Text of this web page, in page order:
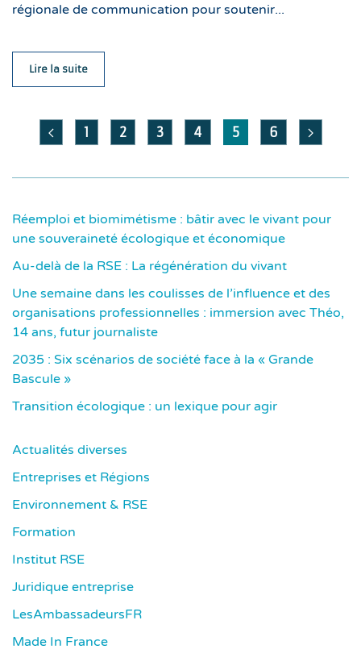
régionale de communication pour soutenir...
Lire la suite
1 2 3 4 5 6
Réemploi et biomimétisme : bâtir avec le vivant pour
une souveraineté écologique et économique
Au-delà de la RSE : La régénération du vivant
Une semaine dans les coulisses de l’influence et des
organisations professionnelles : immersion avec Théo,
14 ans, futur journaliste
2035 : Six scénarios de société face à la « Grande
Bascule »
Transition écologique : un lexique pour agir
Actualités diverses
Entreprises et Régions
Environnement & RSE
Formation
Institut RSE
Juridique entreprise
LesAmbassadeursFR
Made In France